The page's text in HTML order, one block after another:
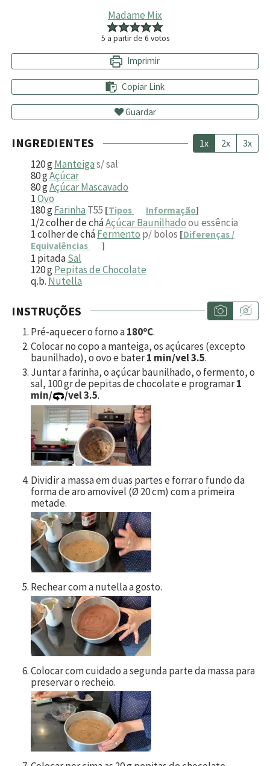
Madame Mix
5 a partir de 6 votos
Imprimir
Copiar Link
Guardar
INGREDIENTES 1x 2x 3x
120gManteigas/ sal
80gAçúcar
80gAçúcar Mascavado
1Ovo
180gFarinha T55 [Tipos Informação]
1/2colher de cháAçúcar Baunilhadoou essência
1colher de cháFermento p/ bolos [Diferenças /
Equivalências
]
1 pitadaSal
120gPepitas de Chocolate
q.b. Nutella
INSTRUÇÕES
Pré-aquecer o forno a180ºC.
Colocar no copo a manteiga, os açúcares (excepto
baunilhado), o ovo e bater1 min/vel 3.5.
Juntar a farinha, o açúcar baunilhado, o fermento, o
sal, 100gr de pepitas de chocolate e programar1
min/
/vel 3.5.
Dividir a massa em duas partes e forrar o fundo da
forma de aro amovivel (Ø 20 cm) com a primeira
metade.
Rechear com a nutella a gosto.
Colocar com cuidado a segunda parte da massa para
preservar o recheio.